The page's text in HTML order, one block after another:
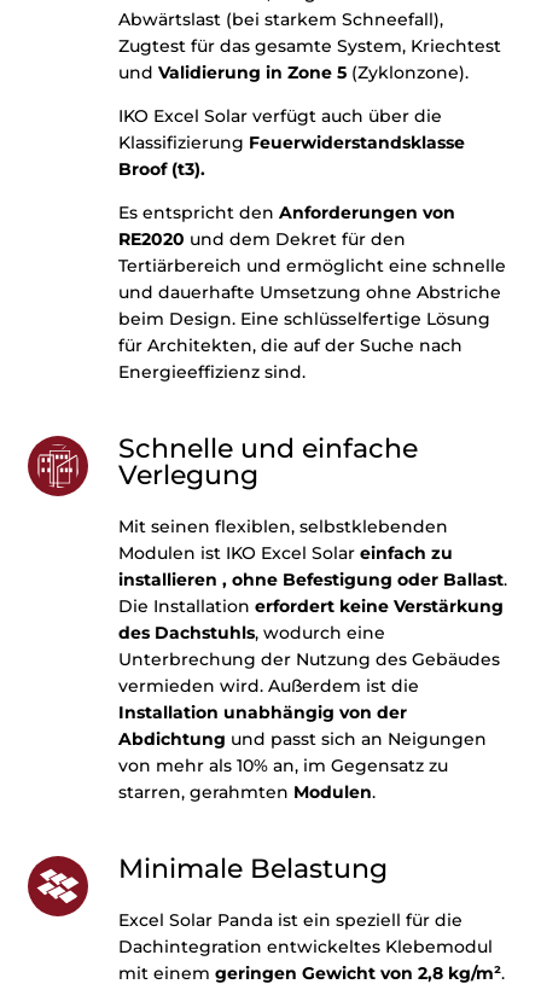
Abwärtslast (bei starkem Schneefall),
Zugtest für das gesamte System, Kriechtest
und Validierung in Zone 5(Zyklonzone).
IKO Excel Solar verfügt auch über die
Klassifizierung Feuerwiderstandsklasse
Broof (t3).
Es entspricht den Anforderungen von
RE2020 und dem Dekret für den
Tertiärbereich und ermöglicht eine schnelle
und dauerhafte Umsetzung ohne Abstriche
beim Design. Eine schlüsselfertige Lösung
für Architekten, die auf der Suche nach
Energieeffizienz sind.
Schnelle und einfache
Verlegung
Mit seinen flexiblen, selbstklebenden
Modulen ist IKO Excel Solar einfach zu
installieren , ohne Befestigung oder Ballast.
Die Installation erfordert keine Verstärkung
des Dachstuhls, wodurch eine
Unterbrechung der Nutzung des Gebäudes
vermieden wird. Außerdem ist die
Installation unabhängig von der
Abdichtung und passt sich an Neigungen
von mehr als 10% an, im Gegensatz zu
starren, gerahmten Modulen.
Minimale Belastung
Excel Solar Panda ist ein speziell für die
Dachintegration entwickeltes Klebemodul
mit einem geringen Gewicht von 2,8 kg/m².